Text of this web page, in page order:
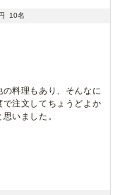
10名
料理もあり、そんなに
注文してちょうどよか
いました。